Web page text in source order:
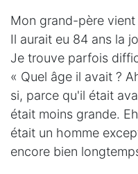
Mon grand-père
Il aurait eu 84 ans la
Je trouve parfois
« Quel âge il avait ?
si, parce qu'il était
était moins grande.
était un homme
encore bien